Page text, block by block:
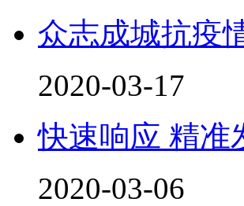
众志成城抗
2020-03-17
快速响应 精准
2020-03-06